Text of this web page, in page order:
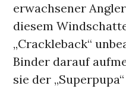
erwachsener
diesem
„Crackleback“
Binder darauf
sie der